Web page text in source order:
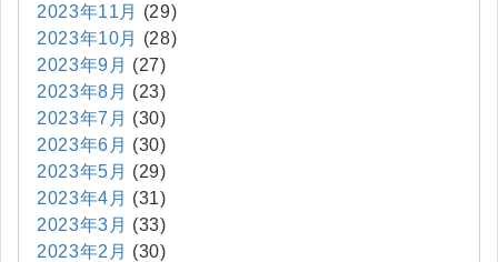
2023年11月
(29)
2023年10月
(28)
2023年9月 (27)
2023年8月 (23)
2023年7月 (30)
2023年6月 (30)
2023年5月 (29)
2023年4月 (31)
2023年3月 (33)
2023年2月 (30)